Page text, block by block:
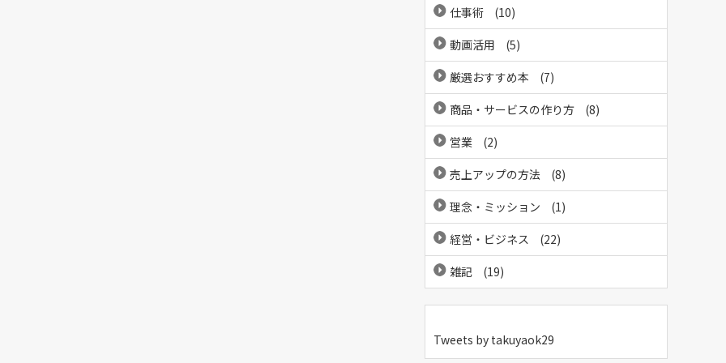
仕事術
(10)
動画活用
(5)
厳選おすすめ本
(7)
商品・サービスの作り方
(8)
営業
(2)
売上アップの方法
(8)
理念・ミッション
(1)
経営・ビジネス
(22)
雑記
(19)
Tweets by takuyaok29